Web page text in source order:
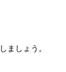
ましょう。